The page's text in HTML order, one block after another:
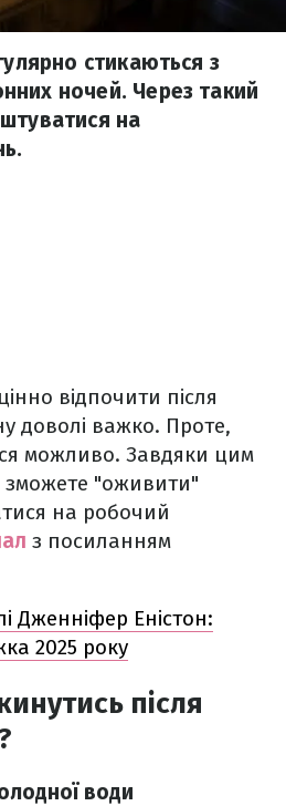
стикаються з
ночей. Через такий
на
відпочити після
доволі важко. Проте,
можливо. Завдяки цим
"оживити"
на робочий
з посиланням
Дженніфер Еністон:
2025 року
після
води